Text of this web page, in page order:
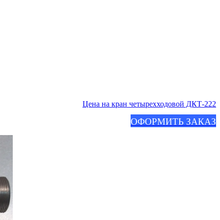
Цена на кран четырехходовой ДКТ-222
ОФОРМИТЬ ЗАКАЗ